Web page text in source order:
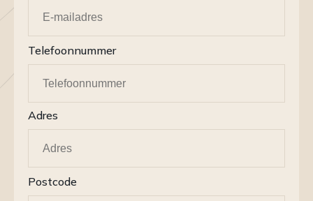
Telefoonnummer
Adres
Postcode